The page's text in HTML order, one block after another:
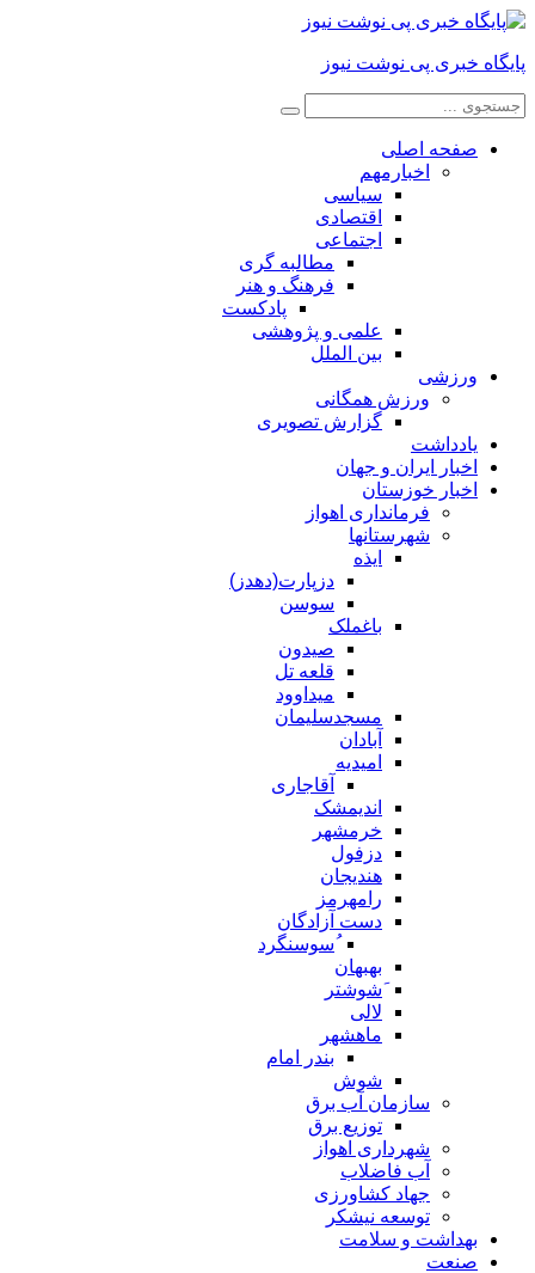
پایگاه خبری پی نوشت نیوز
صفحه اصلی
اخبارمهم
سیاسی
اقتصادی
اجتماعی
مطالبه گری
فرهنگ و هنر
پادکست
علمی و پژوهشی
بین الملل
ورزشی
ورزش همگانی
گزارش تصویری
یادداشت
اخبار ایران و جهان
اخبار خوزستان
فرمانداری اهواز
شهرستانها
ایذه
دزپارت(دهدز)
سوسن
باغملک
صیدون
قلعه تل
میداوود
مسجدسلیمان
آبادان
امیدیه
آقاجاری
اندیمشک
خرمشهر
دزفول
هندیجان
رامهرمز
دست آزادگان
ُسوسنگرد
بهبهان
َشوشتر
لالی
ماهشهر
بندر امام
شوش
سازمان آب برق
توزیع برق
شهرداری اهواز
آب فاضلاب
جهاد کشاورزی
توسعه نیشکر
بهداشت و سلامت
صنعت